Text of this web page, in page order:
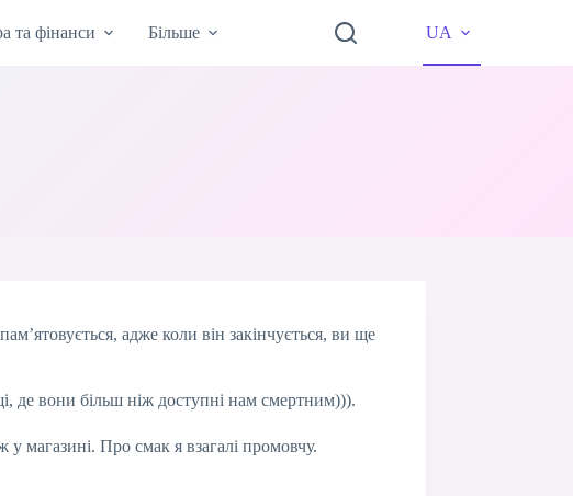
та фінанси Більше UA
адже коли він закінчується, ви ще
де вони більш ніж доступні нам смертним))).
магазині. Про смак я взагалі промовчу.